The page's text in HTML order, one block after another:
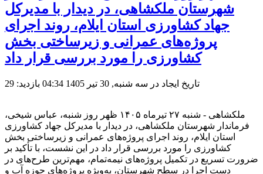
شهرستان ملکشاهی، در دیدار با مدیرکل
جهاد کشاورزی استان ایلام، روند اجرای
پروژه‌های عمرانی و زیرساختی بخش
کشاورزی را مورد بررسی قرار داد
تاریخ ایجاد در سه شنبه, 30 تیر 1405 04:34 بازدید: 29
ملکشاهی - شنبه ۲۷ تیرماه ۱۴۰۵ ظهر روز شنبه، عباس شیخی،
فرماندار شهرستان ملکشاهی، در دیدار با مدیرکل جهاد کشاورزی
استان ایلام، روند اجرای پروژه‌های عمرانی و زیرساختی بخش
کشاورزی را مورد بررسی قرار داد در این نشست، با تأکید بر
ضرورت تسریع در تکمیل پروژه‌های نیمه‌تمام، مهم‌ترین طرح‌های در
دست اجرا در سطح شهرستان، به‌ویژه پروژه‌های حوزه آب و